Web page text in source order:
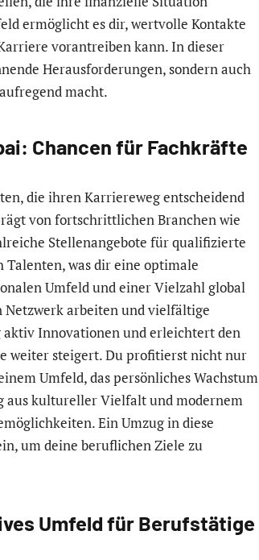
ermöglicht es dir, wertvolle Kontakte
vorantreiben kann. In dieser
Herausforderungen, sondern auch
macht.
Chancen für Fachkräfte
die ihren Karriereweg entscheidend
von fortschrittlichen Branchen wie
Stellenangebote für qualifizierte
was dir eine optimale
Umfeld und einer Vielzahl global
arbeiten und vielfältige
aktiv Innovationen und erleichtert den
weiter steigert. Du profitierst nicht nur
Umfeld, das persönliches Wachstum
aus kultureller Vielfalt und modernem
Ein Umzug in diese
um deine beruflichen Ziele zu
Umfeld für Berufstätige